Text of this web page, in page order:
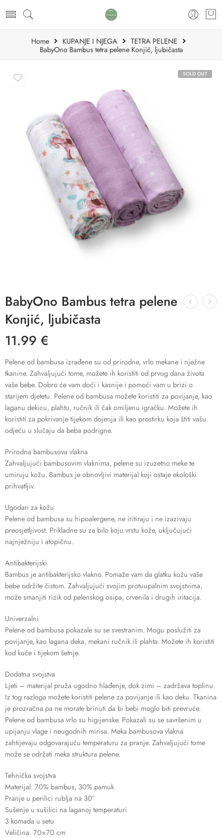
Home KUPANJE I NJEGA
TETRA PELENE
BabyOno Bambus tetra pelene Konjić, ljubičasta
SOLD OUT
BabyOno Bambus tetra pelene
Konjić, ljubičasta
11.99 €
Pelene od bambusa izrađene su od prirodne, vrlo mekane i nježne
tkanine. Zahvaljujući tome, možete ih koristiti od prvog dana života
vaše bebe. Dobro će vam doći i kasnije i pomoći vam u brizi o
starijem djetetu. Pelene od bambusa možete koristiti za povijanje, kao
laganu dekicu, plahtu, ručnik ili čak omiljenu igračku. Možete ih
koristiti za pokrivanje tijekom dojenja ili kao prostirku koja štiti vašu
odjeću u slučaju da beba podrigne.
Prirodna bambusova vlakna
Zahvaljujući bambusovim vlaknima, pelene su izuzetno meke te
umiruju kožu. Bambus je obnovljivi materijal koji ostaje ekološki
prihvatljiv.
Ugodan za kožu
Pelene od bambusa su hipoalergene, ne iritiraju i ne izazivaju
preosjetljivost. Prikladne su za bilo koju vrstu kože, uključujući
najnježniju i atopičnu.
Antibakterijski
Bambus je antibakterijsko vlakno. Pomaže vam da glatku kožu vaše
bebe održite čistom. Zahvaljujući svojim protuupalnim svojstvima,
može smanjiti rizik od pelenskog osipa, crvenila i drugih iritacija.
Univerzalni
Pelene od bambusa pokazale su se svestranim. Mogu poslužiti za
povijanje, kao lagana deka, mekani ručnik ili plahta. Možete ih koristiti
kod kuće i tijekom šetnje.
Dodatna svojstva
Ljeti – materijal pruža ugodno hlađenje, dok zimi – zadržava toplinu.
Iz tog razloga možete koristiti pelene za povijanje ili kao deku. Tkanina
je prozračna pa ne morate brinuti da bi bebi moglo biti prevruće.
Pelene od bambusa vrlo su higijenske. Pokazali su se savršenim u
upijanju vlage i neugodnih mirisa. Meka bambusova vlakna
zahtijevaju odgovarajuću temperaturu za pranje. Zahvaljujući tome
može se održati meka struktura pelene.
Tehnička svojstva
Materijal: 70% bambus, 30% pamuk
Pranje u perilici rublja na 30°
Sušenje u sušilici na laganoj temperaturi
3 komada u setu
Veličina: 70×70 cm